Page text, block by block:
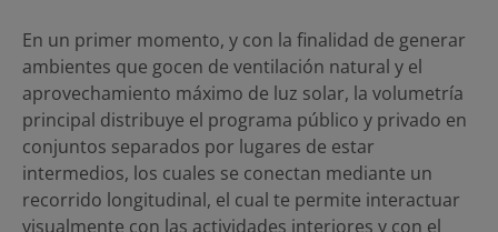
En un primer momento, y con la finalidad de generar
ambientes que gocen de ventilación natural y el
aprovechamiento máximo de luz solar, la volumetría
principal distribuye el programa público y privado en
conjuntos separados por lugares de estar
intermedios, los cuales se conectan mediante un
recorrido longitudinal, el cual te permite interactuar
visualmente con las actividades interiores y con el